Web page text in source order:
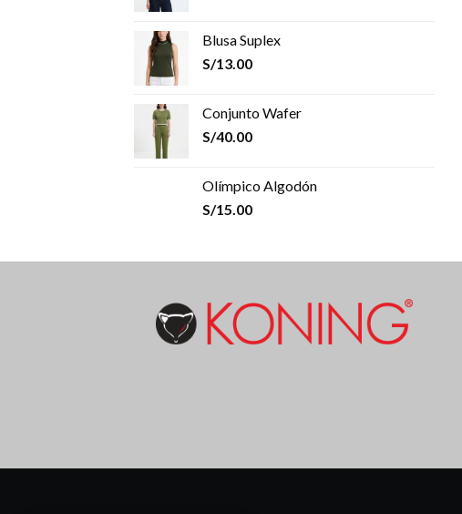
Blusa Suplex
S/13.00
Conjunto Wafer
S/40.00
Olímpico Algodón
S/15.00